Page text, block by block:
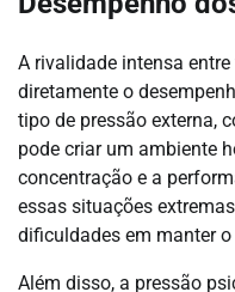
A rivalidade intensa
diretamente o
tipo de pressão externa,
pode criar um ambiente
concentração e a
essas situações
dificuldades em manter
Além disso, a pressão